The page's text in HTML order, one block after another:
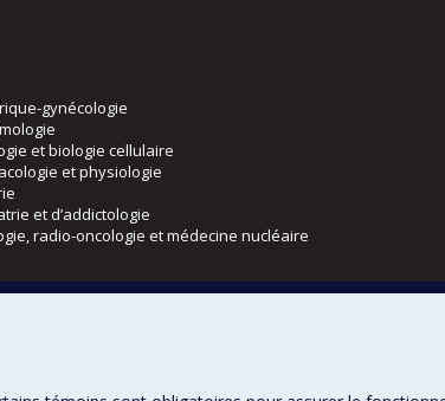
gynécologie
et biologie cellulaire
et physiologie
et d’addictologie
radio-oncologie et médecine nucléaire